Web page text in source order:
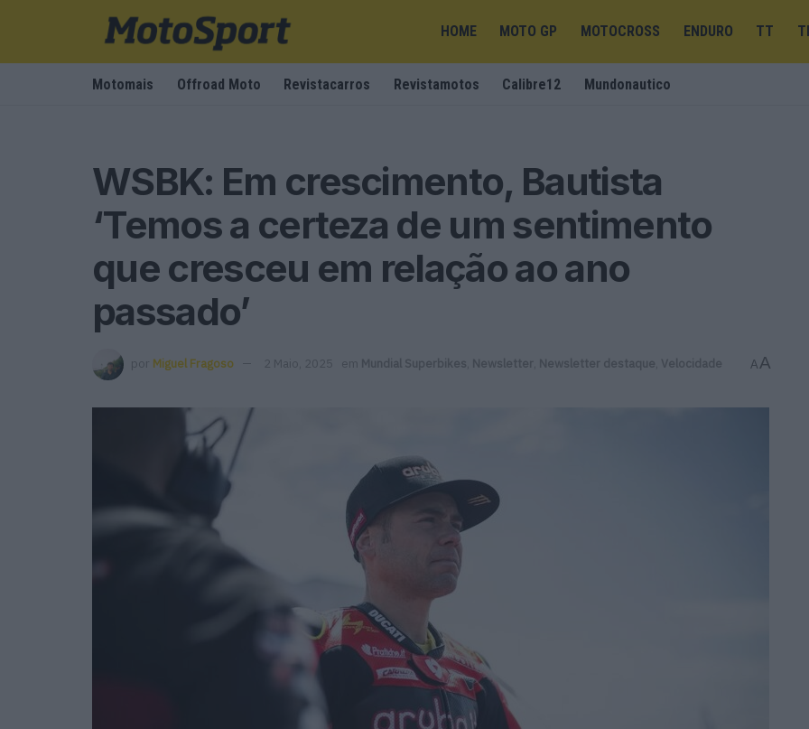
HOME MOTO GP MOTOCROSS ENDURO TT
Motomais Offroad Moto Revistacarros Revistamotos Calibre12 Mundonautico
WSBK: Em crescimento, Bautista
‘Temos a certeza de um sentimento
que cresceu em relação ao ano
passado’
por Miguel Fragoso 2 Maio, 2025 em Mundial Superbikes Newsletter Newsletter destaque Velocidade AA